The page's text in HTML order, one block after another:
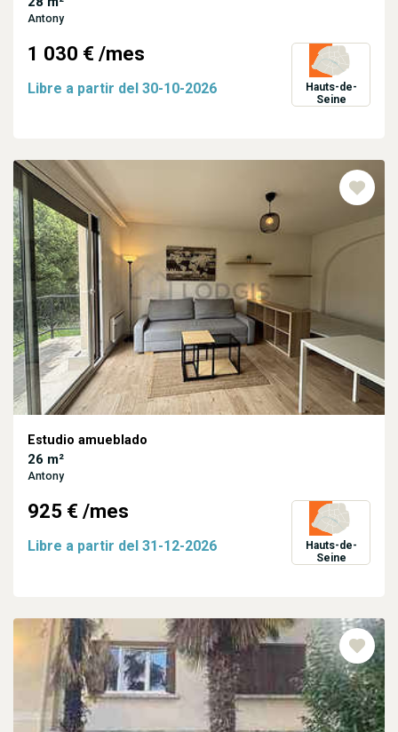
Antony
1 030 € /mes
Libre a partir del 30-10-2026
Hauts-de-
Seine
Estudio amueblado
26 m²
Antony
925 € /mes
Libre a partir del 31-12-2026
Hauts-de-
Seine